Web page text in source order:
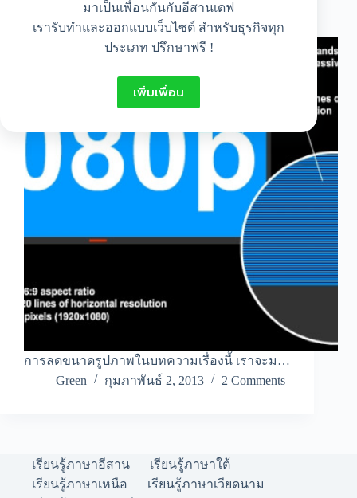
มาเป็นเพื่อนกันกับอีสานเดฟ
เรารับทำและออกแบบเว็บไซต์ สำหรับธุรกิจทุก
ประเภท ปรึกษาฟรี !
เพิ่มเพื่อน
การลดขนาดภาพ
การลดขนาดรูปภาพในบทความเรื่องนี้ เราจะม…
Green
กุมภาพันธ์ 2, 2013 2 Comments
เรียนรู้ภาษาอีสาน
เรียนรู้ภาษาใต้
เรียนรู้ภาษาเหนือ
เรียนรู้ภาษาเวียดนาม